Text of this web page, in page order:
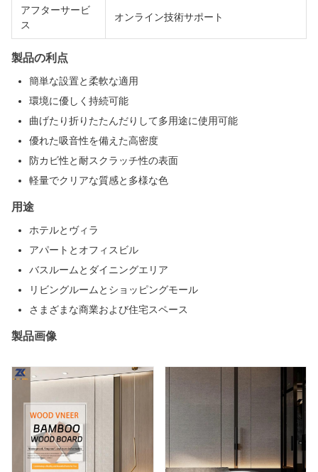
アフターサービ
ス
オンライン技術サポート
製品の利点
簡単な設置と柔軟な適用
環境に優しく持続可能
曲げたり折りたたんだりして多用途に使用可能
優れた吸音性を備えた高密度
防カビ性と耐スクラッチ性の表面
軽量でクリアな質感と多様な色
用途
ホテルとヴィラ
アパートとオフィスビル
バスルームとダイニングエリア
リビングルームとショッピングモール
さまざまな商業および住宅スペース
製品画像